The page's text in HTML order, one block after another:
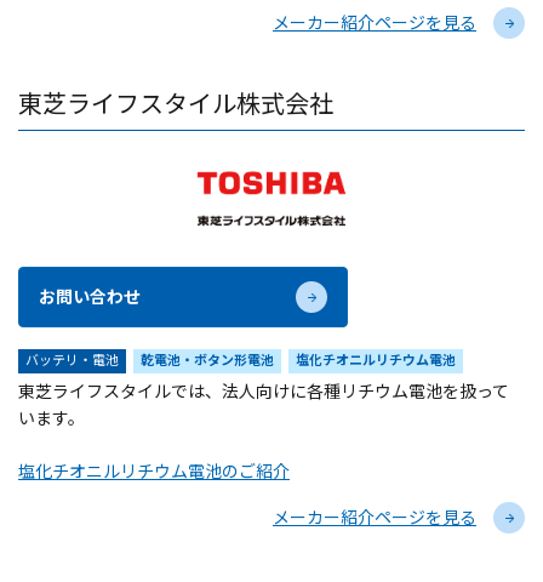
メーカー紹介ページを見る
東芝ライフスタイル株式会社
お問い合わせ
バッテリ・電池 乾電池・ボタン形電池 塩化チオニルリチウム電池
東芝ライフスタイルでは、法人向けに各種リチウム電池を扱って
います。
塩化チオニルリチウム電池のご紹介
メーカー紹介ページを見る